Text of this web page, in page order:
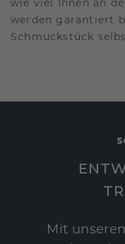
werden garantiert
Schmuckstück
Mit